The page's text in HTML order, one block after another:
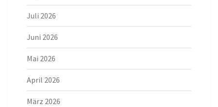
Juli 2026
Juni 2026
Mai 2026
April 2026
März 2026